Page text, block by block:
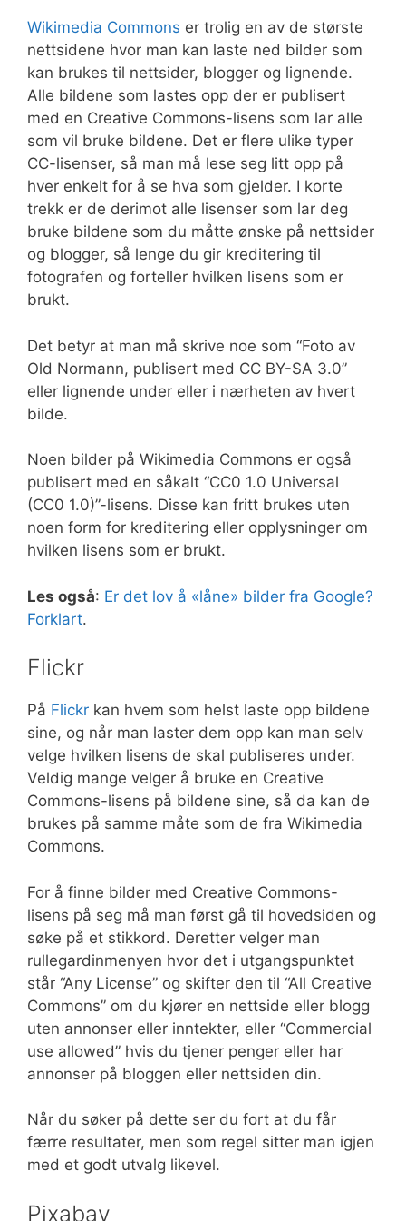
Wikimedia Commons er trolig en av de største
nettsidene hvor man kan laste ned bilder som
kan brukes til nettsider, blogger og lignende.
Alle bildene som lastes opp der er publisert
med en Creative Commons-lisens som lar alle
som vil bruke bildene. Det er flere ulike typer
CC-lisenser, så man må lese seg litt opp på
hver enkelt for å se hva som gjelder. I korte
trekk er de derimot alle lisenser som lar deg
bruke bildene som du måtte ønske på nettsider
og blogger, så lenge du gir kreditering til
fotografen og forteller hvilken lisens som er
brukt.
Det betyr at man må skrive noe som “Foto av
Old Normann, publisert med CC BY-SA 3.0”
eller lignende under eller i nærheten av hvert
bilde.
Noen bilder på Wikimedia Commons er også
publisert med en såkalt “CC0 1.0 Universal
(CC0 1.0)”-lisens. Disse kan fritt brukes uten
noen form for kreditering eller opplysninger om
hvilken lisens som er brukt.
Les også: Er det lov å «låne» bilder fra Google?
Forklart.
Flickr
På Flickr kan hvem som helst laste opp bildene
sine, og når man laster dem opp kan man selv
velge hvilken lisens de skal publiseres under.
Veldig mange velger å bruke en Creative
Commons-lisens på bildene sine, så da kan de
brukes på samme måte som de fra Wikimedia
Commons.
For å finne bilder med Creative Commons-
lisens på seg må man først gå til hovedsiden og
søke på et stikkord. Deretter velger man
rullegardinmenyen hvor det i utgangspunktet
står “Any License” og skifter den til “All Creative
Commons” om du kjører en nettside eller blogg
uten annonser eller inntekter, eller “Commercial
use allowed” hvis du tjener penger eller har
annonser på bloggen eller nettsiden din.
Når du søker på dette ser du fort at du får
færre resultater, men som regel sitter man igjen
med et godt utvalg likevel.
Pixabay